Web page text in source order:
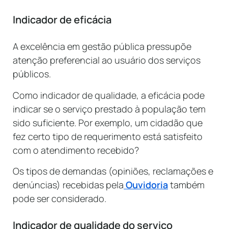
Indicador de eficácia
A excelência em gestão pública pressupõe
atenção preferencial ao usuário dos serviços
públicos.
Como indicador de qualidade, a eficácia pode
indicar se o serviço prestado à população tem
sido suficiente. Por exemplo, um cidadão que
fez certo tipo de requerimento está satisfeito
com o atendimento recebido?
Os tipos de demandas (opiniões, reclamações e
denúncias) recebidas pela Ouvidoriatambém
pode ser considerado.
Indicador de qualidade do serviço